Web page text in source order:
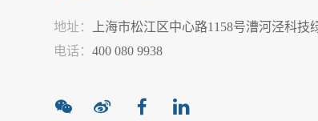
地址：
上海市松江区中心路1158号漕河泾科技
电话：400 080 9938